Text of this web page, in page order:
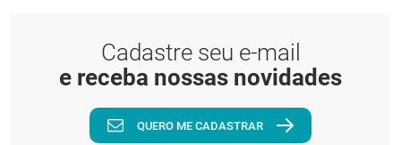
Cadastre seu e-mail
e receba nossas novidades
QUERO ME CADASTRAR